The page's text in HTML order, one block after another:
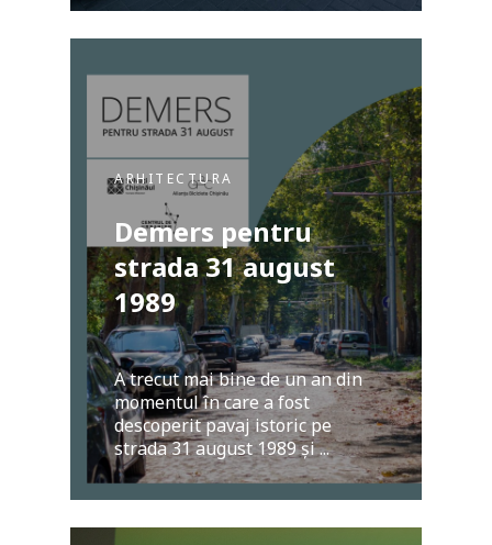
ARHITECTURA
Demers pentru
strada 31 august
1989
A trecut mai bine de un an din
momentul în care a fost
descoperit pavaj istoric pe
strada 31 august 1989 și ...